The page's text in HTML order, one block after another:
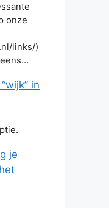
onze
links/)
in
je